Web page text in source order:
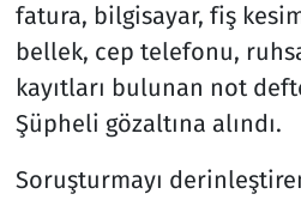
fatura, bilgisayar, fiş
bellek, cep telefonu,
kayıtları bulunan not
Şüpheli gözaltına alındı.
Soruşturmayı